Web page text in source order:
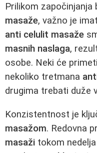
Prilikom započinjanja
masaže, važno je
anti celulit masaže
masnih naslaga,
osobe. Neki će
nekoliko tretmana
drugima trebati duže
Konzistentnost je
masažom. Redovna
masaži tokom